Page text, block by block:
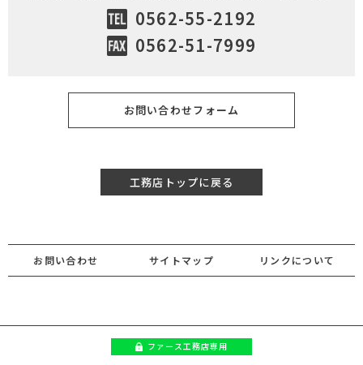
0562-55-2192
0562-51-7999
お問い合わせフォーム
工務店トップに戻る
お問い合わせ サイトマップ リンクについて
ファース工務店専用